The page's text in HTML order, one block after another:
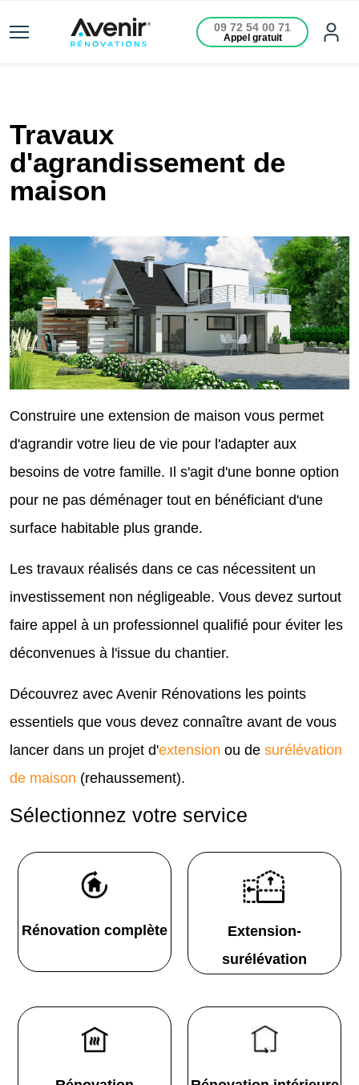
09 72 54 00 71
Appel gratuit
Travaux
d'agrandissement de
maison
Construire une extension de maison vous permet
d'agrandir votre lieu de vie pour l'adapter aux
besoins de votre famille. Il s'agit d'une bonne option
pour ne pas déménager tout en bénéficiant d'une
surface habitable plus grande.
Les travaux réalisés dans ce cas nécessitent un
investissement non négligeable. Vous devez surtout
faire appel à un professionnel qualifié pour éviter les
déconvenues à l'issue du chantier.
Découvrez avec Avenir Rénovations les points
essentiels que vous devez connaître avant de vous
lancer dans un projet d'extension ou de surélévation
de maison (rehaussement).
Sélectionnez votre service
Rénovation complète
Extension-
surélévation